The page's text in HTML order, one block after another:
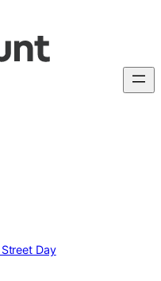
Day